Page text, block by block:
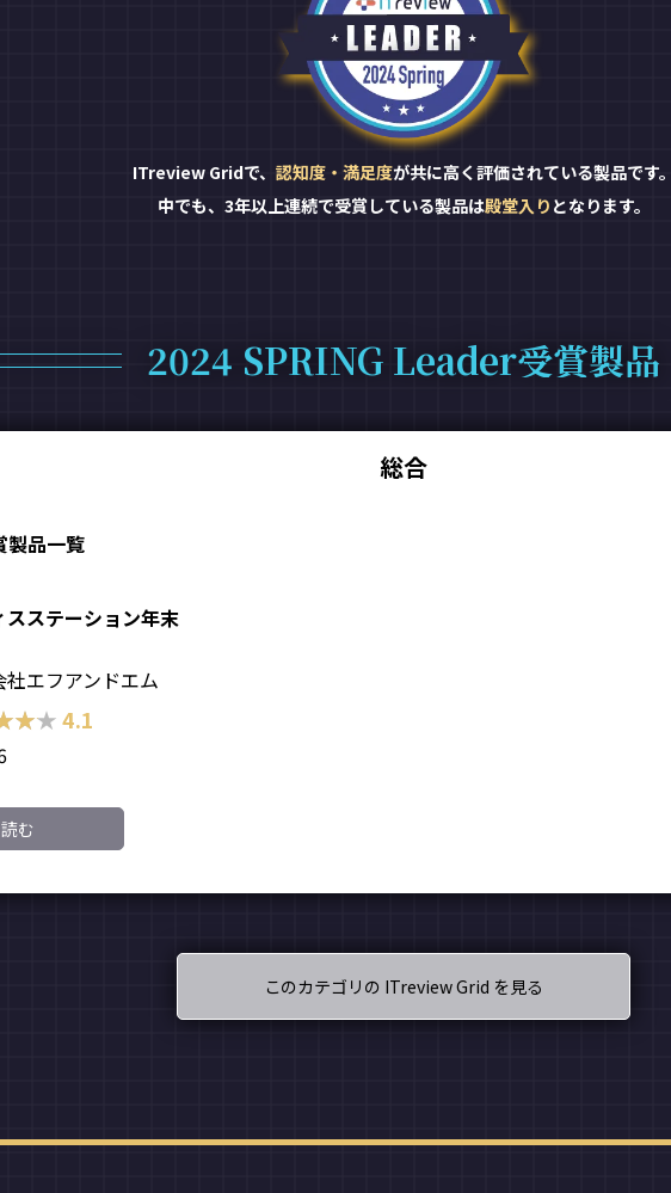
ITreview Gridで、 認知度・満足度が共に高く評価されている製品です
中でも、3年以上連続で受賞している製品は殿堂入り となります。
2024 SPRING Leader受賞製品
総合
品一覧
スステーション年末
社エフアンドエム
4.1
む
このカテゴリの ITreview Grid を見る